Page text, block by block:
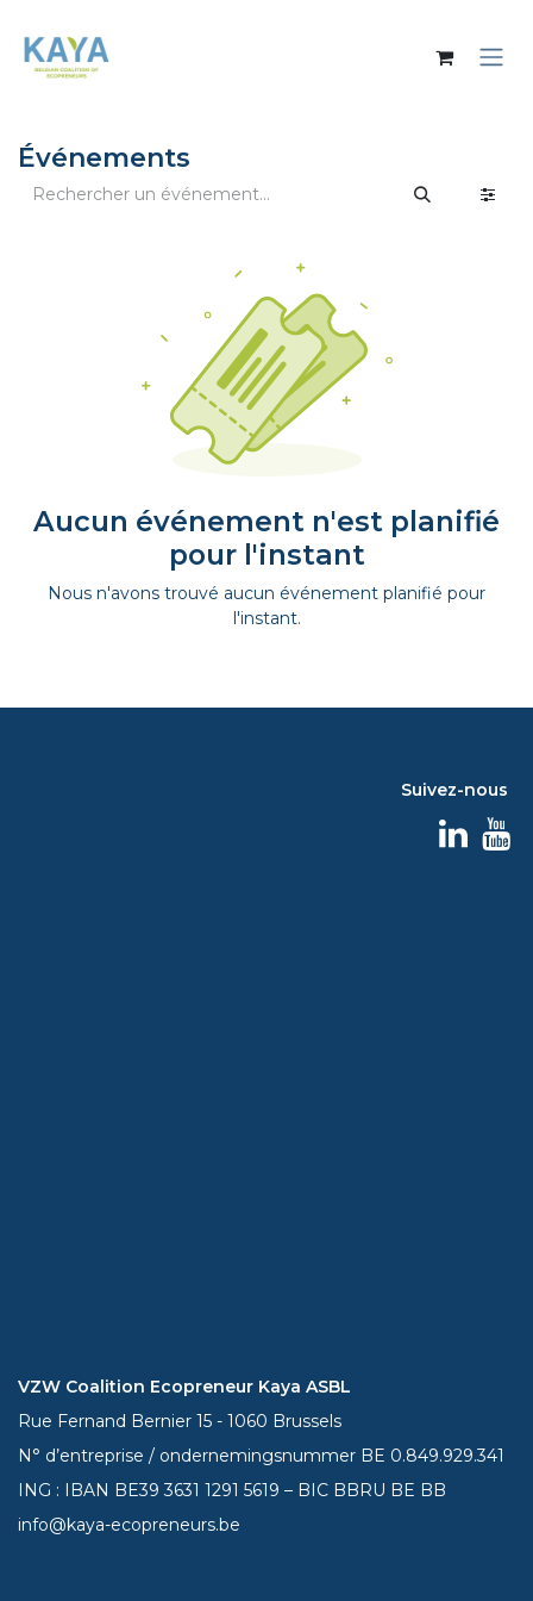
Événements
Aucun événement n'est planifié
pour l'instant
Nous n'avons trouvé aucun événement planifié pour
l'instant.
Suivez-nous
VZW Coalition Ecopreneur Kaya ASBL
Rue Fernand Bernier 15 - 1060 Brussels
N° d’entreprise / ondernemingsnummer BE 0.849.929.341
ING : IBAN BE393631 1291 5619 – BIC BBRU BE BB
info@kaya-ecopreneurs.be